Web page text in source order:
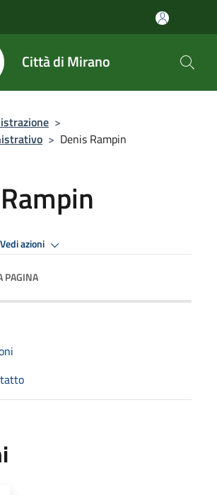
Città di Mirano
>
> Denis Rampin
Vedi azioni
PAGINA